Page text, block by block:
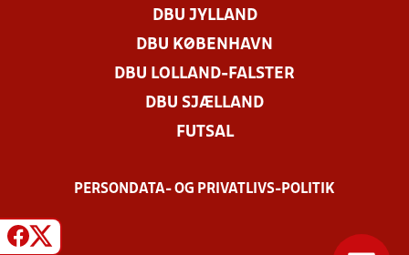
DBU JYLLAND
DBU KØBENHAVN
DBU LOLLAND-FALSTER
DBU SJÆLLAND
FUTSAL
PERSONDATA- OG PRIVATLIVS-POLITIK